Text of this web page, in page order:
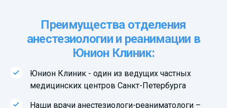
Преимущества отделения
анестезиологии и реанимации в
Юнион Клиник:
Юнион Клиник - один из ведущих частных
медицинских центров Санкт-Петербурга
Наши врачи анестезиологи-реаниматологи –